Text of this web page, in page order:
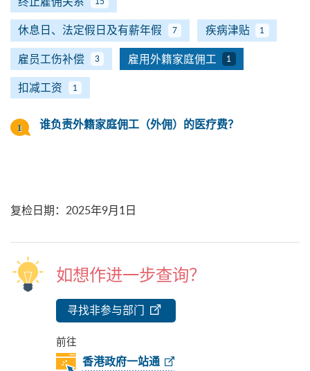
休息日、法定假日及有薪年假 7 疾病津贴 1
雇员工伤补偿 3 雇用外籍家庭佣工 1
扣减工资 1
谁负责外籍家庭佣工（外佣）的医疗费？
复检日期： 2025年9月1日
如想作进一步查询？
寻找非参与部门
前往
香港政府一站通